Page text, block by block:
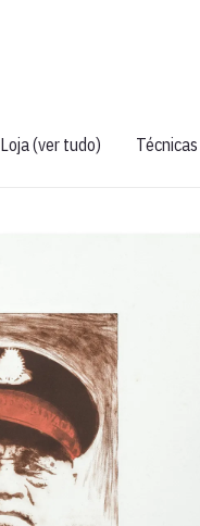
Loja (ver tudo) Técnicas